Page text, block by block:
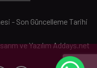
- Son Güncelleme Tarihi
ve YazılımAddays.net